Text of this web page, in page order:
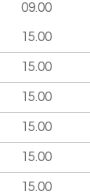
09.00
15.00
15.00
15.00
15.00
15.00
15.00